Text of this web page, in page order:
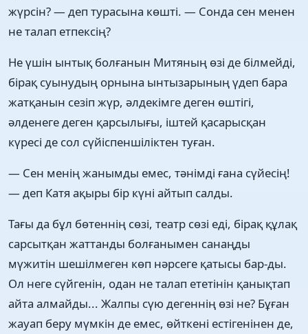
жүрсін? — деп турасына көшті. — Сонда сен менен
не талап етпексің?
Не үшін ынтық болғанын Митяның өзі де білмейді,
бірақ суынудың орнына ынтызарының үдеп бара
жатқанын сезіп жүр, әлдекімге деген өштігі,
әлденеге деген қарсылығы, іштей қасарысқан
күресі де сол сүйіспеншіліктен туған.
— Сен менің жанымды емес, тәнімді ғана сүйесің!
— деп Катя ақыры бір күні айтып салды.
Тағы да бұл бөтеннің сөзі, театр сөзі еді, бірақ құлақ
сарсытқан жаттанды болғанымен санаңды
мүжитін шешілмеген көп нәрсеге қатысы бар-ды.
Ол неге сүйгенін, одан не талап ететінін қанықтап
айта алмайды... Жалпы сүю дегеннің өзі не? Бұған
жауап беру мүмкін де емес, өйткені естігенінен де,